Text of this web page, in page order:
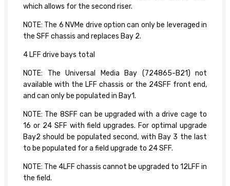
which allows for the second riser.
NOTE: The 6 NVMe drive option can only be leveraged in
the SFF chassis and replaces Bay 2.
4 LFF drive bays total
NOTE: The Universal Media Bay (724865-B21) not
available with the LFF chassis or the 24SFF front end,
and can only be populated in Bay1.
NOTE: The 8SFF can be upgraded with a drive cage to
16 or 24 SFF with field upgrades. For optimal upgrade
Bay2 should be populated second, with Bay 3 the last
to be populated for a field upgrade to 24 SFF.
NOTE: The 4LFF chassis cannot be upgraded to 12LFF in
the field.